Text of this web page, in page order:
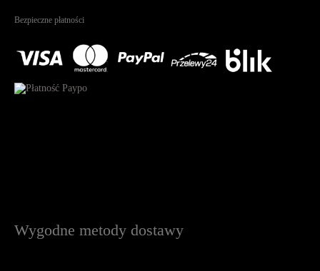
Bezpieczne płatności
Wygodne metody dostawy